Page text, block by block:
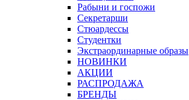
Рабыни и госпожи
Секретарши
Стюардессы
Студентки
Экстраординарные образы
НОВИНКИ
АКЦИИ
РАСПРОДАЖА
БРЕНДЫ